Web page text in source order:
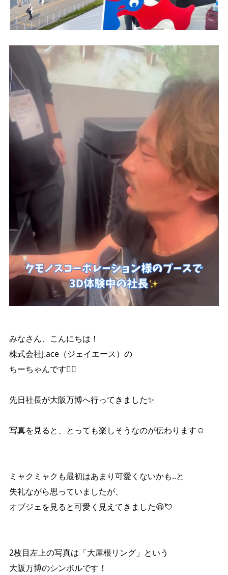
みなさん、こんにちは！
株式会社J.ace（ジェイエース）の
ちーちゃんです🙋‍♀️
先日社長が大阪万博へ行ってきました✨
写真を見ると、とっても楽しそうなのが伝わります☺️
ミャクミャクも最初はあまり可愛くないかも..と
失礼ながら思っていましたが、
オブジェを見ると可愛く見えてきました😆💘
2枚目左上の写真は「大屋根リング」という
大阪万博のシンボルです！